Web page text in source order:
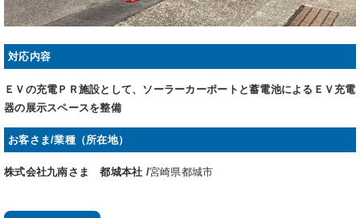
対応内容
ＥＶの充電ＰＲ施設として、ソーラーカーポートと蓄電池によるＥＶ充電
器の展示スペースを整備
お客さま/業種（所在地）
株式会社九南さま 都城本社 /宮崎県都城市